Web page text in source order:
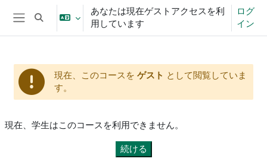
メインコンテンツへスキップする
サイドパネル
検索入力に切り替える
あなたは現在ゲストアクセスを利
用しています
ログ
イン
現在、このコースを ゲスト として閲覧していま
す。
現在、学生はこのコースを利用できません。
続ける